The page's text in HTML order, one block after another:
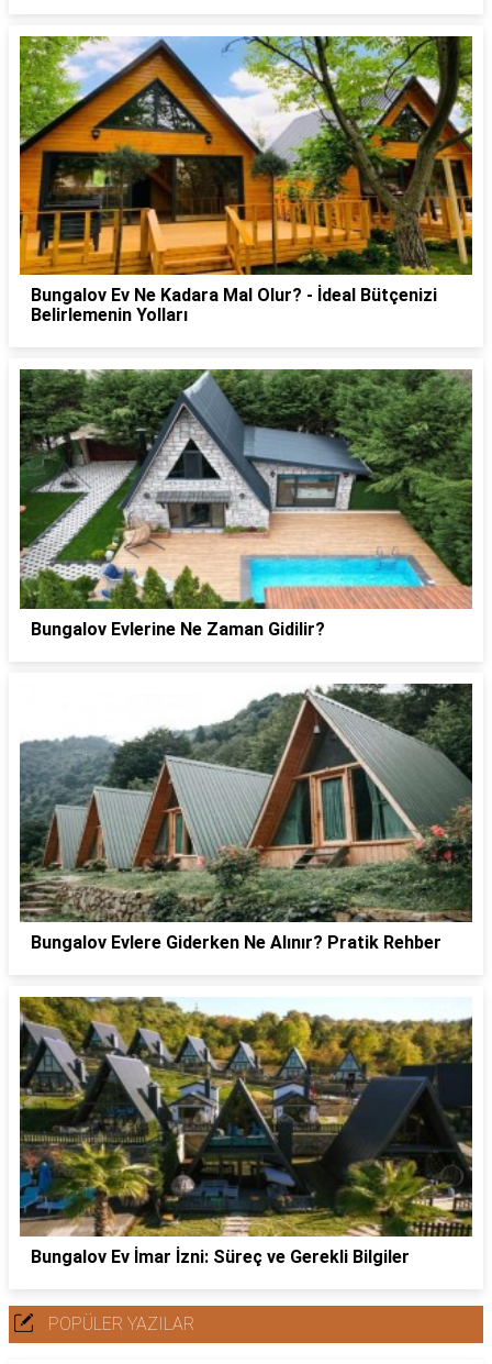
Bungalov Ev Ne Kadara Mal Olur? - İdeal Bütçenizi
Belirlemenin Yolları
Bungalov Evlerine Ne Zaman Gidilir?
Bungalov Evlere Giderken Ne Alınır? Pratik Rehber
Bungalov Ev İmar İzni: Süreç ve Gerekli Bilgiler
POPÜLER YAZILAR